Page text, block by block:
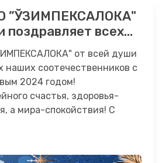
”ЎЗИМПЕКСАЛОКА"
поздравляет всех
с
Новым 2024 годом!
от всей души
наших соотечественников с
2024 годом!
счастья, здоровья-
а мира-спокойствия! С